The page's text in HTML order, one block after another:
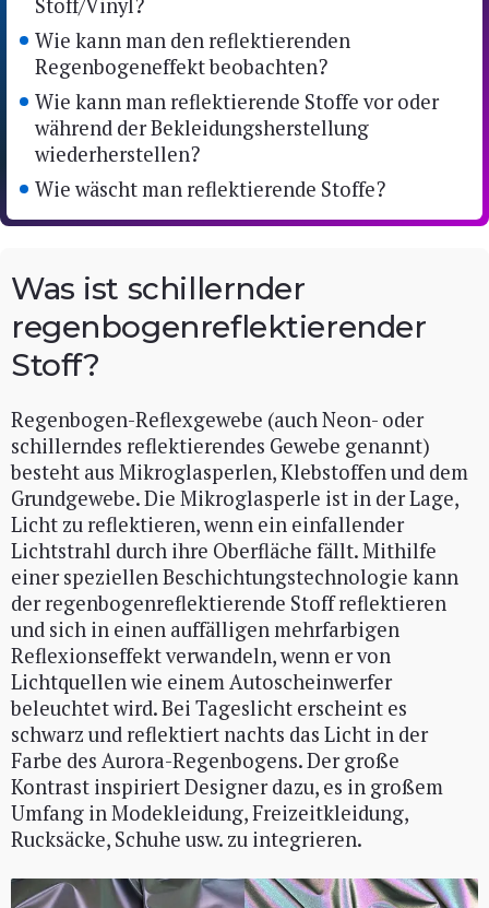
Stoff/Vinyl?
Wie kann man den reflektierenden
Regenbogeneffekt beobachten?
Wie kann man reflektierende Stoffe vor oder
während der Bekleidungsherstellung
wiederherstellen?
Wie wäscht man reflektierende Stoffe?
Was ist schillernder
regenbogenreflektierender
Stoff?
Regenbogen-Reflexgewebe (auch Neon- oder
schillerndes reflektierendes Gewebe genannt)
besteht aus Mikroglasperlen, Klebstoffen und dem
Grundgewebe. Die Mikroglasperle ist in der Lage,
Licht zu reflektieren, wenn ein einfallender
Lichtstrahl durch ihre Oberfläche fällt. Mithilfe
einer speziellen Beschichtungstechnologie kann
der regenbogenreflektierende Stoff reflektieren
und sich in einen auffälligen mehrfarbigen
Reflexionseffekt verwandeln, wenn er von
Lichtquellen wie einem Autoscheinwerfer
beleuchtet wird. Bei Tageslicht erscheint es
schwarz und reflektiert nachts das Licht in der
Farbe des Aurora-Regenbogens. Der große
Kontrast inspiriert Designer dazu, es in großem
Umfang in Modekleidung, Freizeitkleidung,
Rucksäcke, Schuhe usw. zu integrieren.